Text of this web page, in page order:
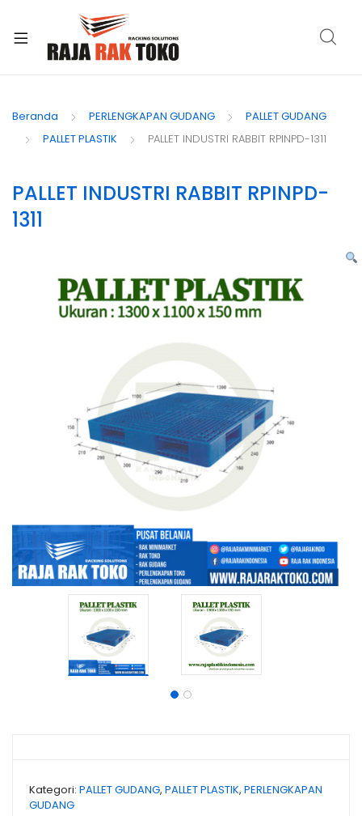
Beranda PERLENGKAPAN GUDANG
PALLET GUDANG
PALLET PLASTIK
PALLET INDUSTRI RABBIT RPINPD-1311
PALLET INDUSTRI RABBIT RPINPD-
1311
Kategori: PALLET GUDANG, PALLET PLASTIK, PERLENGKAPAN
GUDANG